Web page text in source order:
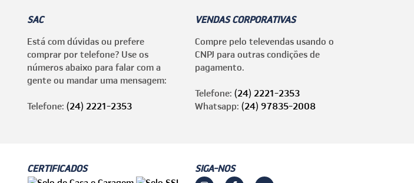
SAC
Está com dúvidas ou prefere
comprar por telefone? Use os
números abaixo para falar com a
gente ou mandar uma mensagem:
Telefone: (24) 2221-2353
VENDAS CORPORATIVAS
Compre pelo televendas usando o
CNPJ para outras condições de
pagamento.
Telefone: (24) 2221-2353
Whatsapp: (24) 97835-2008
CERTIFICADOS SIGA-NOS